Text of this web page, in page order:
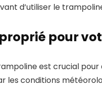
d’utiliser le
pour
est crucial pour
les conditions